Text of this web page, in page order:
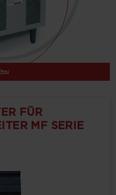
FÜR
MF SERIE